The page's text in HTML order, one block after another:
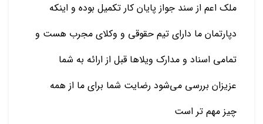
ملک اعم از سند جواز پایان کار تکمیل بوده و اینکه
دپارتمان ما دارای تیم حقوقی و وکلای مجرب هست و
تمامی اسناد و مدارک ویلاها قبل از ارائه به شما
عزیزان بررسی می‌شود رضایت شما برای ما از همه
چیز مهم تر است